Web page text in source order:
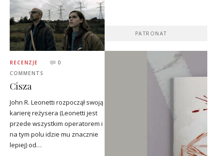
RECENZJE
0
COMMENTS
Cisza
John R. Leonetti rozpoczął swoją
karierę reżysera (Leonetti jest
przede wszystkim operatorem i
na tym polu idzie mu znacznie
lepiej) od…
PATRONAT